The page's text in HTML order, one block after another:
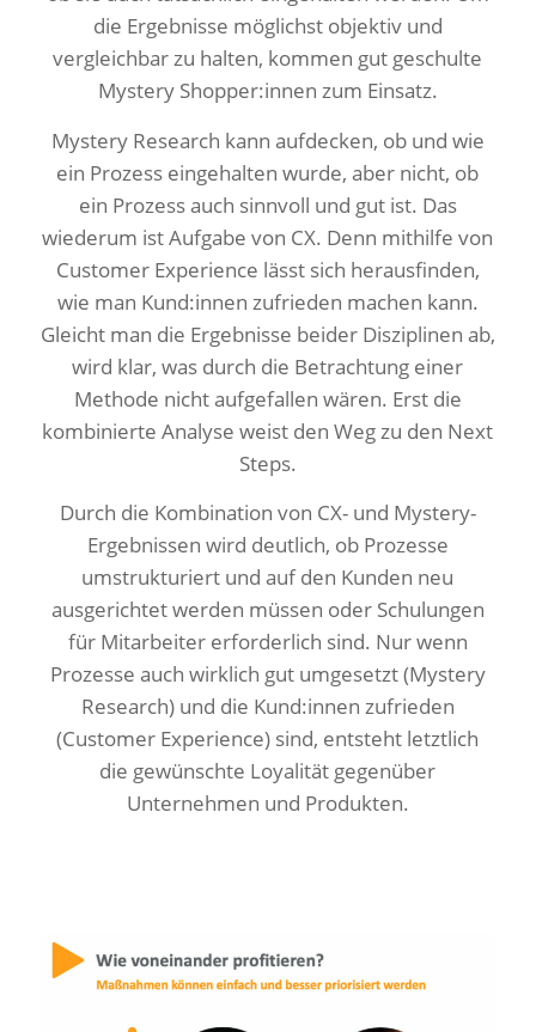
die Ergebnisse möglichst objektiv und
vergleichbar zu halten, kommen gut geschulte
Mystery Shopper:innen zum Einsatz.
Mystery Research kann aufdecken, ob und wie
ein Prozess eingehalten wurde, aber nicht, ob
ein Prozess auch sinnvoll und gut ist. Das
wiederum ist Aufgabe von CX. Denn mithilfe von
Customer Experience lässt sich herausfinden,
wie man Kund:innen zufrieden machen kann.
Gleicht man die Ergebnisse beider Disziplinen ab,
wird klar, was durch die Betrachtung einer
Methode nicht aufgefallen wären. Erst die
kombinierte Analyse weist den Weg zu den Next
Steps.
Durch die Kombination von CX- und Mystery-
Ergebnissen wird deutlich, ob Prozesse
umstrukturiert und auf den Kunden neu
ausgerichtet werden müssen oder Schulungen
für Mitarbeiter erforderlich sind. Nur wenn
Prozesse auch wirklich gut umgesetzt (Mystery
Research) und die Kund:innen zufrieden
(Customer Experience) sind, entsteht letztlich
die gewünschte Loyalität gegenüber
Unternehmen und Produkten.